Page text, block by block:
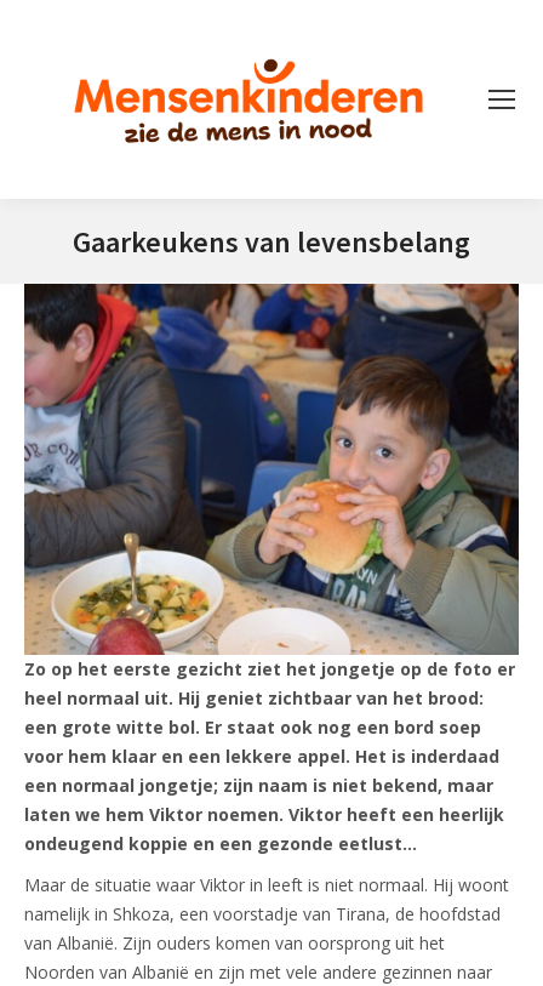
Gaarkeukens van levensbelang
Zo op het eerste gezicht ziet het jongetje op de foto er
heel normaal uit. Hij geniet zichtbaar van het brood:
een grote witte bol. Er staat ook nog een bord soep
voor hem klaar en een lekkere appel. Het is inderdaad
een normaal jongetje; zijn naam is niet bekend, maar
laten we hem Viktor noemen. Viktor heeft een heerlijk
ondeugend koppie en een gezonde eetlust…
Maar de situatie waar Viktor in leeft is niet normaal. Hij woont
namelijk in Shkoza, een voorstadje van Tirana, de hoofdstad
van Albanië. Zijn ouders komen van oorsprong uit het
Noorden van Albanië en zijn met vele andere gezinnen naar